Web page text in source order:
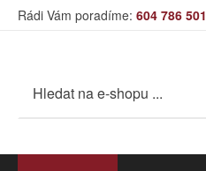
Rádi Vám poradíme: 604 786 501